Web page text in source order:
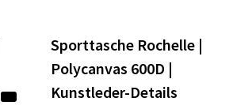
Sporttasche Rochelle |
Polycanvas 600D |
Kunstleder-Details